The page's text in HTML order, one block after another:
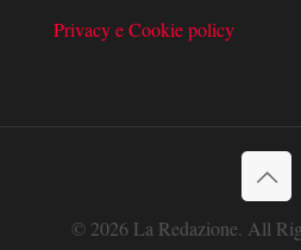
Privacy e Cookie policy
© 2026 La Redazione. All